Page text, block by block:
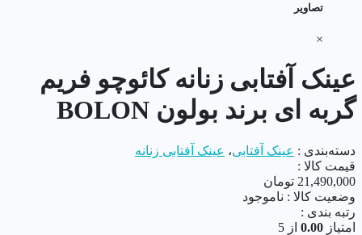
تصاویر
×
عینک آفتابی زنانه کائوچو فریم
گربه ای برند بولون BOLON
دسته‌بندی : عینک آفتابی، عینک آفتابی زنانه
قیمت کالا :
21,490,000 تومان
وضعیت کالا : ناموجود
رتبه بندی :
امتیاز 0.00 از 5